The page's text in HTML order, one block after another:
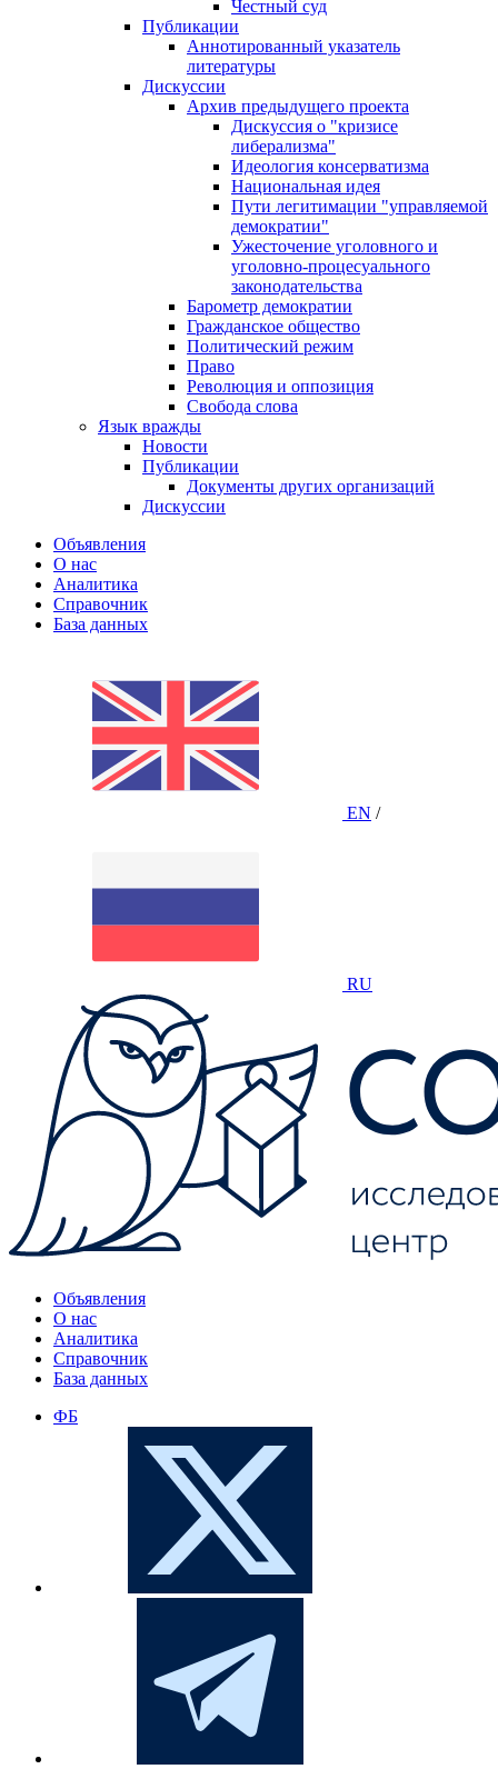
Честный суд
Публикации
Аннотированный указатель
литературы
Дискуссии
Архив предыдущего проекта
Дискуссия о "кризисе
либерализма"
Идеология консерватизма
Национальная идея
Пути легитимации "управляемой
демократии"
Ужесточение уголовного и
уголовно-процесуального
законодательства
Барометр демократии
Гражданское общество
Политический режим
Право
Революция и оппозиция
Свобода слова
Язык вражды
Новости
Публикации
Документы других организаций
Дискуссии
Объявления
О нас
Аналитика
Справочник
База данных
EN /
RU
Объявления
О нас
Аналитика
Справочник
База данных
ФБ